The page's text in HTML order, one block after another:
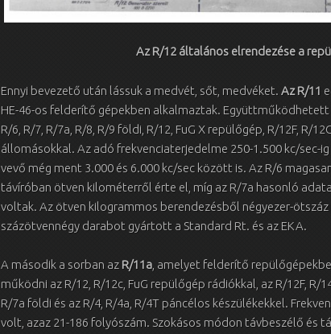
Az R/12 általános elrendezése a
Ennyi bevezető után lássuk a medvét, sőt, medvéket. Az R/11
HE-46-os felderítő gépekben alkalmaztak. Együttműködhetett
R/6, R/7, R/7a, R/8, R/9 földi, R/12, FuG X repülőgép, R/12F, R/
állomásokkal. Az adó frekvenciaterjedelme 250-1.500 kc/sec-
vevő még ment 3.000 és 6.000 kc/sec között is. Az R/6
távíróban ötven kilométerről érte el, míg az R/7a hasonló
voltak. Az ötven kilogrammos berendezésből négyezer-ötszáz
százötvennégy darabot gyártott a Standard Rt. és az EKA.
A második a sorban az R/11a , amelyet felderítő
működni az R/12, R/12c, FuG repülőgép rádiókkal, az R/12F, R/
R/7a földi és az R/4, R/4a, R/4T páncélos készülékekkel.
volt, azaz 21-186 folyószám. Szokásos módon távbeszélő és